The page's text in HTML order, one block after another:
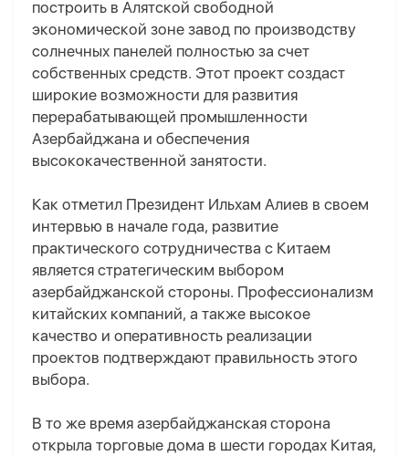
построить в Алятской свободной
экономической зоне завод по производству
солнечных панелей полностью за счет
собственных средств. Этот проект создаст
широкие возможности для развития
перерабатывающей промышленности
Азербайджана и обеспечения
высококачественной занятости.
Как отметил Президент Ильхам Алиев в своем
интервью в начале года, развитие
практического сотрудничества с Китаем
является стратегическим выбором
азербайджанской стороны. Профессионализм
китайских компаний, а также высокое
качество и оперативность реализации
проектов подтверждают правильность этого
выбора.
В то же время азербайджанская сторона
открыла торговые дома в шести городах Китая,